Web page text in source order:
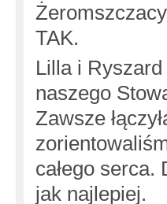
TAK.
Lilla i
naszego
Zawsze
całego
jak najlepiej.